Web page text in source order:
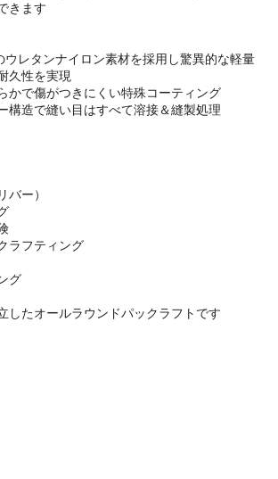
きます
レタンナイロン素材を採用し驚異的な軽量
久性を実現
かで傷がつきにくい特殊コーティング
構造で縫い目はすべて溶接＆縫製処理
バー）
ラフティング
グ
したオールラウンドパックラフトです